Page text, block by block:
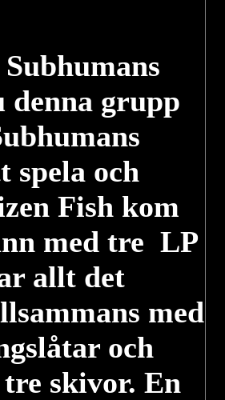
denna grupp
spela och
Fish kom
med tre LP
allt det
med
och
tre skivor. En